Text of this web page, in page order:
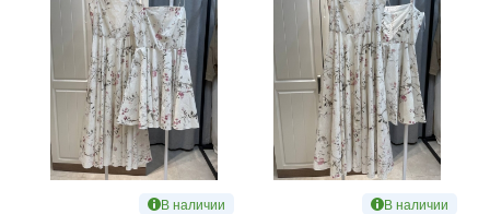
В наличии В наличии